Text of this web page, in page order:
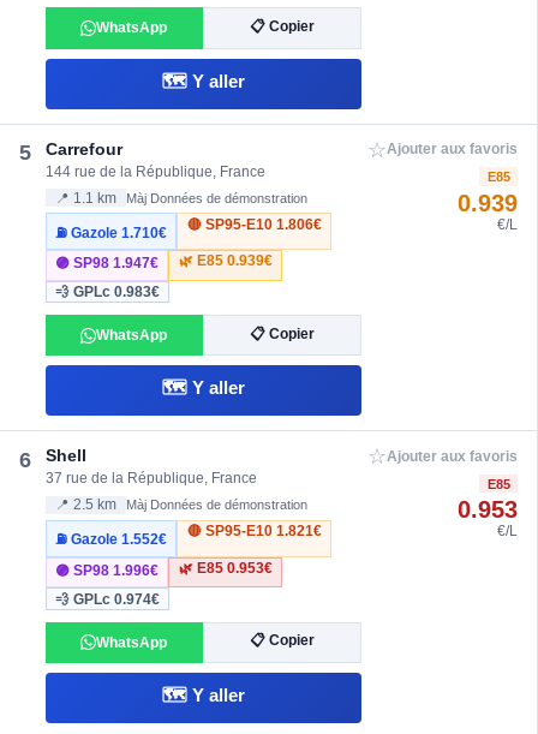
WhatsApp 📋 Copier
🗺️ Y aller
5 Carrefour
144 rue de la République, France
📍 1.1 km Màj Données de démonstration
⛽ Gazole1.710€
🔴 SP95-E10 1.806€
🟣 SP981.947€ 🌿 E85 0.939€
💨 GPLc0.983€
WhatsApp 📋 Copier
🗺️ Y aller
☆Ajouter aux favoris
E85
0.939
€/L
6 Shell
37 rue de la République, France
📍 2.5 km Màj Données de démonstration
⛽ Gazole1.552€
🔴 SP95-E10 1.821€
🟣 SP981.996€ 🌿 E85 0.953€
💨 GPLc0.974€
WhatsApp 📋 Copier
🗺️ Y aller
☆Ajouter aux favoris
E85
0.953
€/L